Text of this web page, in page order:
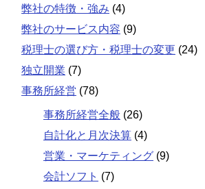
弊社の特徴・強み (4)
弊社のサービス内容 (9)
税理士の選び方・税理士の変更 (24)
独立開業 (7)
事務所経営 (78)
事務所経営全般 (26)
自計化と月次決算 (4)
営業・マーケティング (9)
会計ソフト (7)